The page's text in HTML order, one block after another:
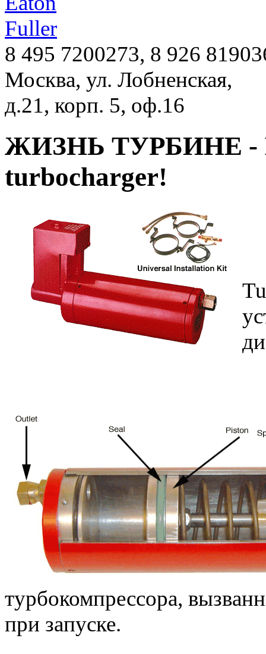
8 495 7200273, 8 926
Москва, ул. Лобненская,
д.21, корп. 5, оф.16
ЖИЗНЬ ТУРБИНЕ -
turbocharger!
турбокомпрессора,
при запуске.